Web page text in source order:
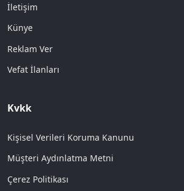
İletişim
Künye
Reklam Ver
Vefat İlanları
Kvkk
Kişisel Verileri Koruma Kanunu
Müşteri Aydınlatma Metni
Çerez Politikası